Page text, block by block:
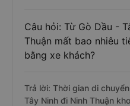
Câu hỏi: Từ Gò Dầu -
Thuận mất bao nhiêu
bằng xe khách?
Trả lời: Thời gian di
Tây Ninh đi Ninh Thuận